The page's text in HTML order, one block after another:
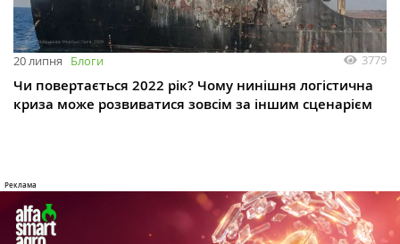
20 липня Блоги 3779
Чи повертається 2022 рік? Чому нинішня логістична
криза може розвиватися зовсім за іншим сценарієм